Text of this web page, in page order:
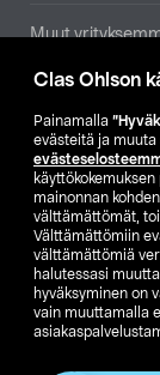
Clas Ohlson
Painamalla
evästeitä ja
mainonnan
välttämättömät,
Välttämättömiin
välttämättömiä
halutessasi
hyväksyminen on
vain muuttamalla
Muut